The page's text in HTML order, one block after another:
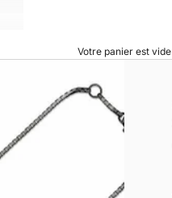
Votre panier est vide